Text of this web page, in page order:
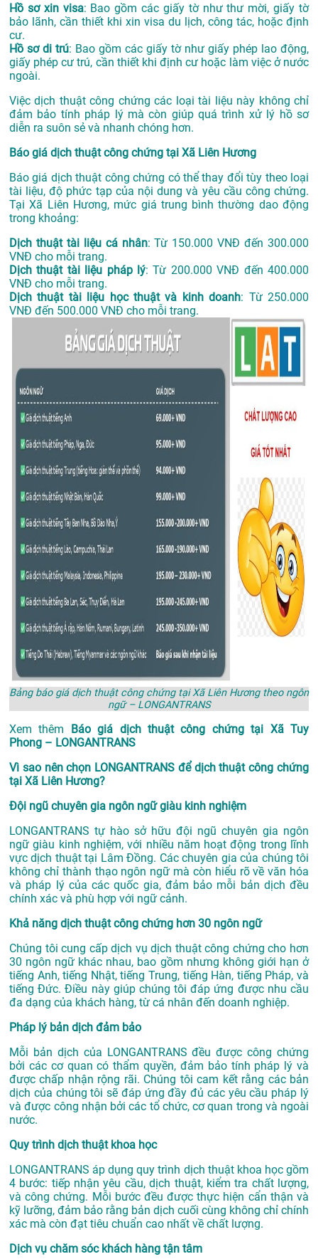
Hồ sơ xin visa: Bao gồm các giấy tờ như thư mời, giấy tờ
bảo lãnh, cần thiết khi xin visa du lịch, công tác, hoặc định
cư.
Hồ sơ di trú: Bao gồm các giấy tờ như giấy phép lao động,
giấy phép cư trú, cần thiết khi định cư hoặc làm việc ở nước
ngoài.
Việc dịch thuật công chứng các loại tài liệu này không chỉ
đảm bảo tính pháp lý mà còn giúp quá trình xử lý hồ sơ
diễn ra suôn sẻ và nhanh chóng hơn.
Báo giá dịch thuật công chứng tại Xã Liên Hương
Báo giá dịch thuật công chứng có thể thay đổi tùy theo loại
tài liệu, độ phức tạp của nội dung và yêu cầu công chứng.
Tại Xã Liên Hương, mức giá trung bình thường dao động
trong khoảng:
Dịch thuật tài liệu cá nhân: Từ 150.000 VNĐ đến 300.000
VNĐ cho mỗi trang.
Dịch thuật tài liệu pháp lý: Từ 200.000 VNĐ đến 400.000
VNĐ cho mỗi trang.
Dịch thuật tài liệu học thuật và kinh doanh: Từ 250.000
VNĐ đến 500.000 VNĐ cho mỗi trang.
Bảng báo giá dịch thuật công chứng tại Xã Liên Hương theo ngôn
ngữ – LONGANTRANS
Xem thêm
Báo giá dịch thuật công chứng tại Xã Tuy
Phong – LONGANTRANS
Vì sao nên chọn LONGANTRANS để dịch thuật công chứng
tại Xã Liên Hương?
Đội ngũ chuyên gia ngôn ngữ giàu kinh nghiệm
LONGANTRANS tự hào sở hữu đội ngũ chuyên gia ngôn
ngữ giàu kinh nghiệm, với nhiều năm hoạt động trong lĩnh
vựcdịch thuật tại Lâm Đồng. Các chuyên gia của chúng tôi
không chỉ thành thạo ngôn ngữ mà còn hiểu rõ về văn hóa
và pháp lý của các quốc gia, đảm bảo mỗi bản dịch đều
chính xác và phù hợp với ngữ cảnh.
Khả năng dịch thuật công chứng hơn 30 ngôn ngữ
Chúng tôi cung cấp dịch vụ dịch thuật công chứng cho hơn
30 ngôn ngữ khác nhau, bao gồm nhưng không giới hạn ở
tiếng Anh, tiếng Nhật, tiếng Trung, tiếng Hàn, tiếng Pháp, và
tiếng Đức. Điều này giúp chúng tôi đáp ứng được nhu cầu
đa dạng của khách hàng, từ cá nhân đến doanh nghiệp.
Pháp lý bản dịch đảm bảo
Mỗi bản dịch của LONGANTRANS đều được công chứng
bởi các cơ quan có thẩm quyền, đảm bảo tính pháp lý và
được chấp nhận rộng rãi. Chúng tôi cam kết rằng các bản
dịch của chúng tôi sẽ đáp ứng đầy đủ các yêu cầu pháp lý
và được công nhận bởi các tổ chức, cơ quan trong và ngoài
nước.
Quy trình dịch thuật khoa học
LONGANTRANS áp dụng quy trình dịch thuật khoa học gồm
4 bước: tiếp nhận yêu cầu, dịch thuật, kiểm tra chất lượng,
và công chứng. Mỗi bước đều được thực hiện cẩn thận và
kỹ lưỡng, đảm bảo rằng bản dịch cuối cùng không chỉ chính
xác mà còn đạt tiêu chuẩn cao nhất về chất lượng.
Dịch vụ chăm sóc khách hàng tận tâm